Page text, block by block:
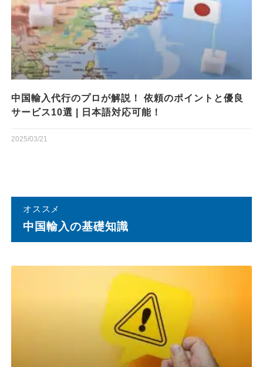
中国輸入代行のプロが解説！ 依頼のポイントと優良
サービス10選 | 日本語対応可能！
2025/03/21
オススメ
中国輸⼊の基礎知識